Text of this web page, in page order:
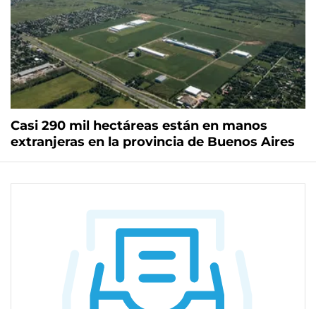
Casi 290 mil hectáreas están en manos
extranjeras en la provincia de Buenos Aires